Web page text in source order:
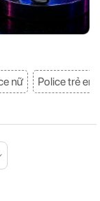
nữ Police trẻ em